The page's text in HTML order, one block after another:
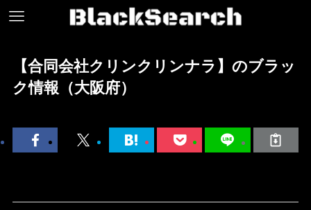
【合同会社クリンクリンナラ】のブラッ
ク情報（大阪府）